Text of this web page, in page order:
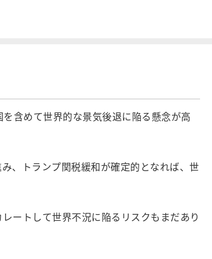
含めて世界的な景気後退に陥る懸念が高
、トランプ関税緩和が確定的となれば、世
ートして世界不況に陥るリスクもまだあり